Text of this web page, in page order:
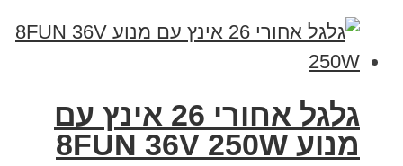
גלגל אחורי 26 אינץ עם
מנוע 8FUN 36V 250W